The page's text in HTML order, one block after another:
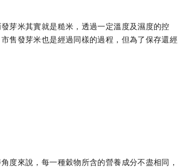
芽米其實就是糙米，透過一定溫度及濕度的控
售發芽米也是經過同樣的過程，但為了保存還經
度來說，每一種穀物所含的營養成分不盡相同，